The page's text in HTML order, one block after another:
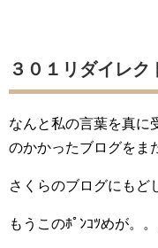
３０１リダイレク
なんと私の言葉を真に
のかかったブログをま
さくらのブログにもど
もうこのﾎﾟﾝｺﾂめが。。